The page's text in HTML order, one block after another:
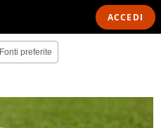
ACCEDI
Fonti preferite